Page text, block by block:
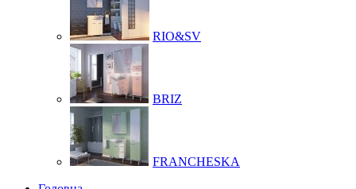
RIO&SV
BRIZ
FRANCHESKA